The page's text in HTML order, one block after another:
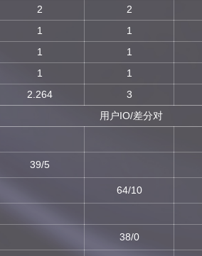
2 2
1 1
1 1
1 1
2.264 3
用户IO/差分对
39/5
64/10
38/0